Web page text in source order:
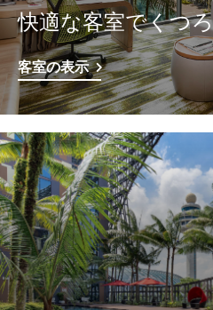
快適な客室でくつ
客室の表示